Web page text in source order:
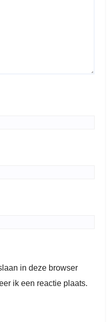
in deze browser
ik een reactie plaats.